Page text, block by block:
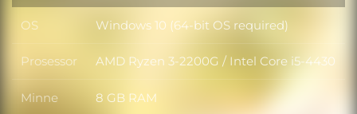
OS OS
Windows 10 (64-bit OS required)
Prosessor Prosessor
AMD Ryzen 3-2200G / Intel Core i5-4430
Minne Minne
8 GB RAM